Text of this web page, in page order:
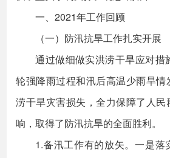
一、2021年工作回顾
（一）防汛抗旱工作扎实开展
通过做细做实洪涝干旱应对措
轮强降雨过程和汛后高温少雨旱
涝干旱灾害损失，全力保障了人
响，取得了防汛抗旱的全面胜利。
1.备汛工作有的放矢。一是落